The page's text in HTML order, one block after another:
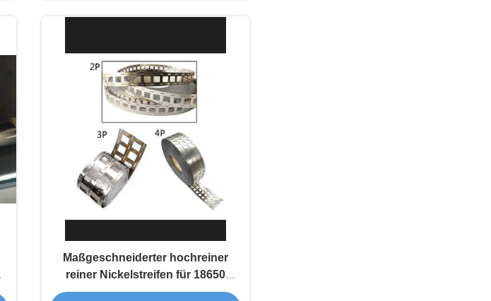
Maßgeschneiderter hochreiner
reiner Nickelstreifen für 18650
Batterie-Spot-Schweißen ISO 9001